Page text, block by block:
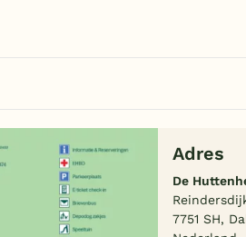
Adres
De
7751 SH,